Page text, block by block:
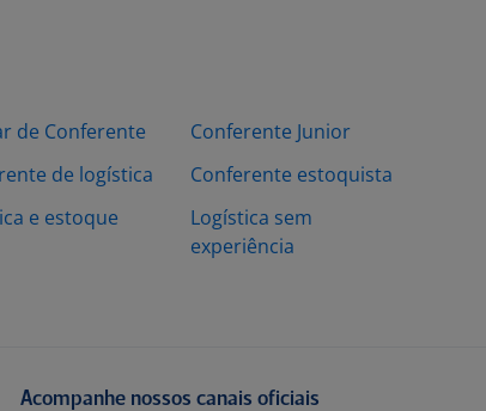
de Conferente
de logística
e estoque
Conferente Junior
Conferente estoquista
Logística sem
experiência
Acompanhe nossos canais oficiais